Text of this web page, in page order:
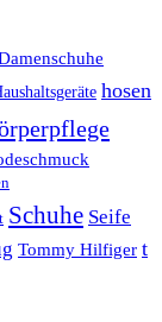
hosen
Schuhe Seife
Tommy Hilfiger t